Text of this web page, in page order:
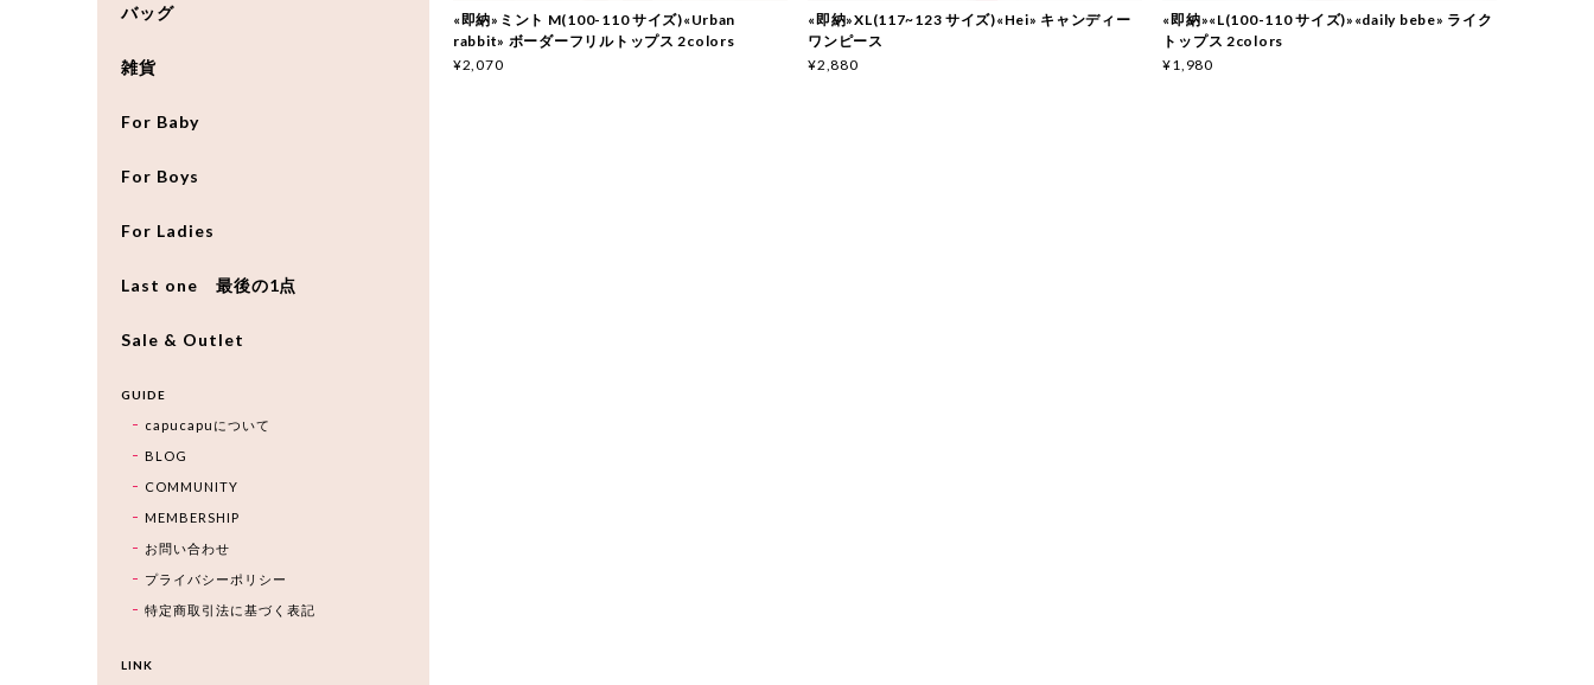
«即納»ミント M(100-110 サイズ)«Urban
rabbit» ボーダーフリルトップス 2colors
¥2,070
«即納»XL(117~123 サイズ)«Hei» キャンディー
ワンピース
¥2,880
«即納»«L(100-110 サイズ)»«daily bebe» ライク
トップス 2colors
¥1,980
バッグ
雑貨
For Baby
For Boys
For Ladies
Last one 最後の1点
Sale & Outlet
GUIDE
capucapuについて
BLOG
COMMUNITY
MEMBERSHIP
お問い合わせ
プライバシーポリシー
特定商取引法に基づく表記
LINK